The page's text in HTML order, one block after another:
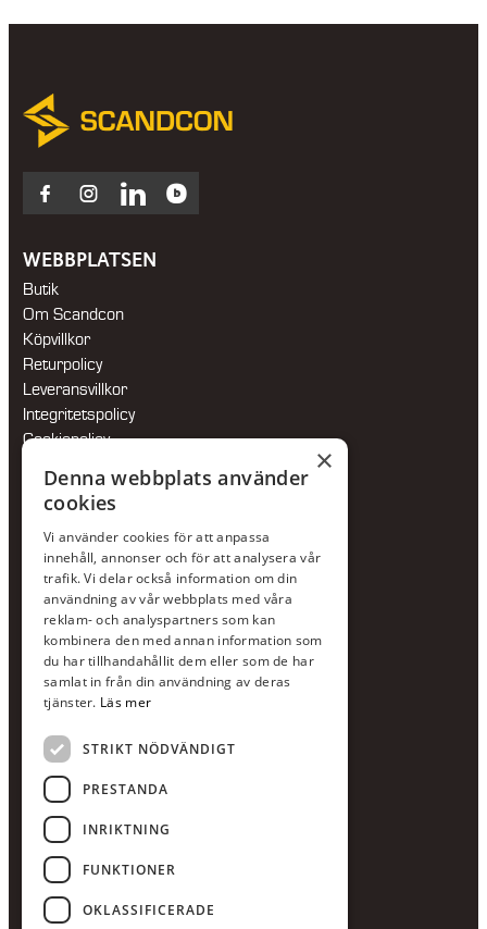
Facebook
Instagram
LinkedInBlocket
WEBBPLATSEN
Butik
Om Scandcon
Köpvillkor
Returpolicy
Leveransvillkor
Integritetspolicy
Cookiepolicy
Jour:073-36 88 87 0
Växel:020-120 29 00
E-post:info@scandcon.se
BESÖKSADRESS
Backagårdsgatan 9
511 57 Kinna
UPPGIFTER
Orgnummer
559375-8161
Swishnummer
123-615 05 28
×
Denna webbplats använder
cookies
Vi använder cookies för att anpassa
innehåll, annonser och för att analysera vår
trafik. Vi delar också information om din
användning av vår webbplats med våra
reklam- och analyspartners som kan
kombinera den med annan information som
du har tillhandahållit dem eller som de har
samlat in från din användning av deras
tjänster. Läs mer
STRIKT NÖDVÄNDIGT
PRESTANDA
INRIKTNING
FUNKTIONER
OKLASSIFICERADE